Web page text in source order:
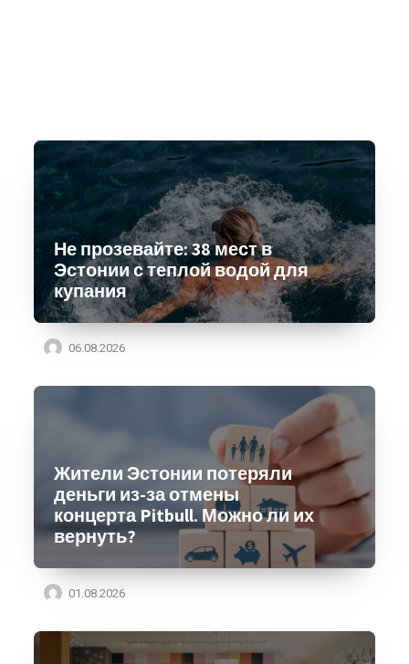
Не прозевайте: 38 мест в
Эстонии с теплой водой для
купания
06.08.2026
Жители Эстонии потеряли
деньги из-за отмены
концерта Pitbull. Можно ли их
вернуть?
01.08.2026